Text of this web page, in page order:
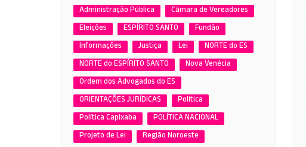
Administração Pública
Câmara de Vereadores
Eleições
ESPÍRITO SANTO
Fundão
Informações
Justiça Lei
NORTE do ES
NORTE do ESPÍRITO SANTO
Nova Venécia
Ordem dos Advogados do ES
ORIENTAÇÕES JURÍDICAS
Política
Política Capixaba
POLÍTICA NACIONAL
Projeto de Lei
Região Noroeste